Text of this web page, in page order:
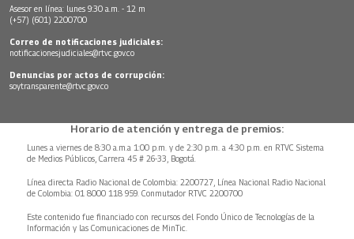
Asesor en línea: lunes 9:30 a.m. - 12 m
(+57) (601) 2200700
Correo de notificaciones judiciales:
notificacionesjudiciales@rtvc.gov.co
Denuncias por actos de corrupción:
soytransparente@rtvc.gov.co
Horario de atención y entrega de premios:
Lunes a viernes de 8:30 a.m.a 1:00 p.m. y de 2:30 p.m. a 4:30 p.m. en RTVC Sistema
de Medios Públicos, Carrera 45 # 26-33, Bogotá.
Línea directa Radio Nacional de Colombia: 2200727, Línea Nacional Radio Nacional
de Colombia: 01 8000 118 959. Conmutador RTVC 2200700
Este contenido fue financiado con recursos del Fondo Único de Tecnologías de la
Información y las Comunicaciones de MinTic.